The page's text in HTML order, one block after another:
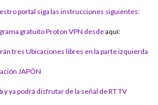
portal siga las instrucciones siguientes:
gratuito Proton VPN desdeaquí:
tres Ubicaciones libres en la parte izquierda
JAPÓN
y ya podrá disfrutar de la señal de RT TV